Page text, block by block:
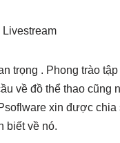
trọng . Phong trào
về đồ thể thao cũng
xin được
biết về nó.